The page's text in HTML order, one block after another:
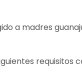
a madres
requisitos